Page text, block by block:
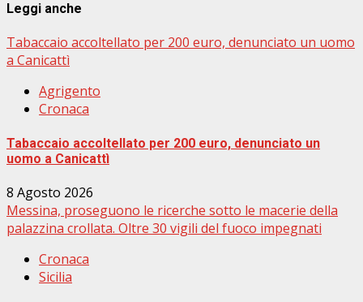
Leggi anche
Tabaccaio accoltellato per 200 euro, denunciato un uomo
a Canicattì
Agrigento
Cronaca
Tabaccaio accoltellato per 200 euro, denunciato un
uomo a Canicattì
8 Agosto 2026
Messina, proseguono le ricerche sotto le macerie della
palazzina crollata. Oltre 30 vigili del fuoco impegnati
Cronaca
Sicilia